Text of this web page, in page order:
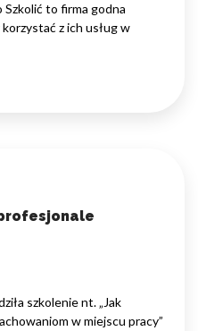
Szkolić to firma godna
z ich usług w
szkolenie nt. „Jak
w miejscu pracy”